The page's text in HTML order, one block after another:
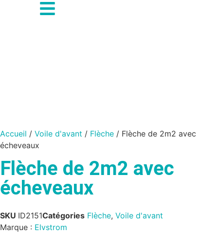
Accueil / Voile d'avant / Flèche / Flèche de 2m2 avec
écheveaux
Flèche de 2m2 avec
écheveaux
SKU ID2151Catégories Flèche, Voile d'avant
Marque : Elvstrom